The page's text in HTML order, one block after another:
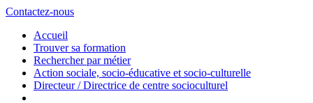
Contactez-nous
Accueil
Trouver sa formation
Rechercher par métier
Action sociale, socio-éducative et socio-culturelle
Directeur / Directrice de centre socioculturel